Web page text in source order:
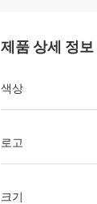
제품 상세 정보
색상
로고
크기